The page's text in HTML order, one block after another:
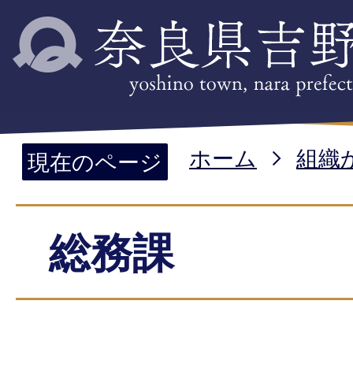
現在のページ ホーム 組織
総務課